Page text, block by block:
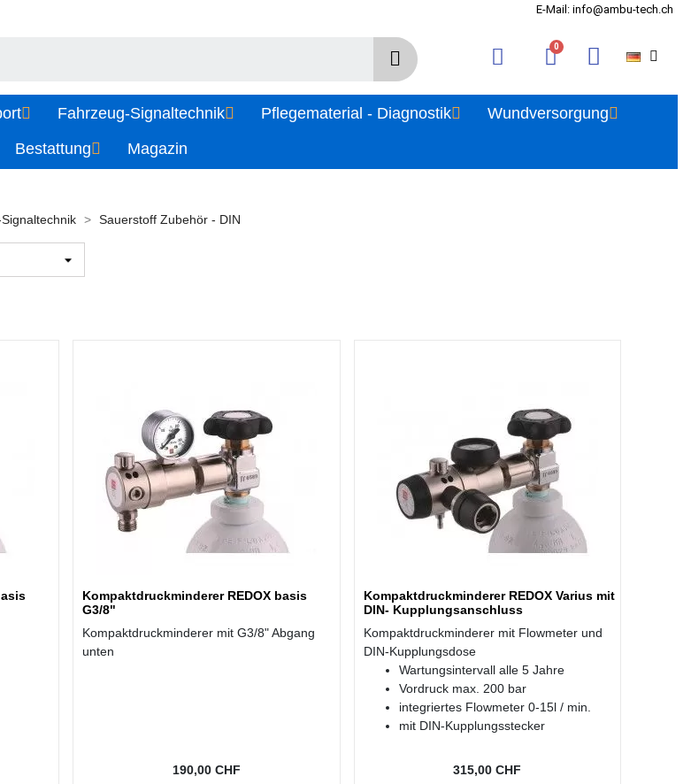
E-Mail: info@ambu-tech.ch
Fahrzeug-Signaltechnik Pflegematerial - Diagnostik
Wundversorgung
Bestattung
Magazin
Sauerstoff Zubehör - DIN
Kompaktdruckminderer REDOX basis
G3/8"
Kompaktdruckminderer mit G3/8" Abgang
unten
190,00 CHF
Kompaktdruckminderer REDOX Varius mit
DIN- Kupplungsanschluss
Kompaktdruckminderer mit Flowmeter und
DIN-Kupplungsdose
Wartungsintervall alle 5 Jahre
Vordruck max. 200 bar
integriertes Flowmeter 0-15l / min.
mit DIN-Kupplungsstecker
315,00 CHF